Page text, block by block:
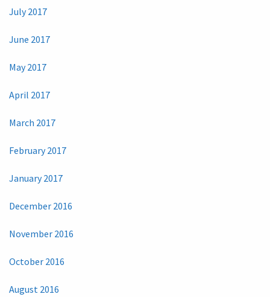
July 2017
June 2017
May 2017
April 2017
March 2017
February 2017
January 2017
December 2016
November 2016
October 2016
August 2016